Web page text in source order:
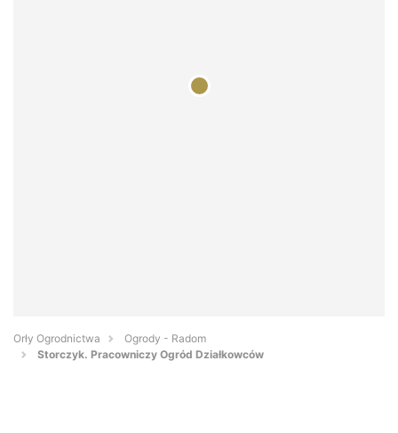
Orły Ogrodnictwa
Ogrody - Radom
Storczyk. Pracowniczy Ogród Działkowców